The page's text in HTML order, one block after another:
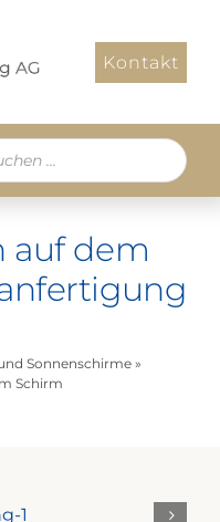
Kontakt
auf dem
Sonnenschirme»
Schirm